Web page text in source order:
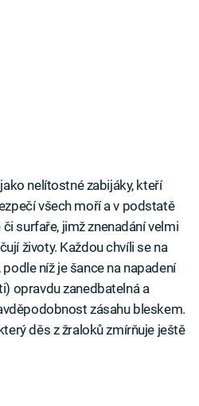
nelítostné zabijáky, kteří
všech moří a v podstatě
surfaře, jimž znenadání velmi
životy. Každou chvíli se na
níž je šance na napadení
opravdu zanedbatelná a
zásahu bleskem.
děs z žraloků zmírňuje ještě